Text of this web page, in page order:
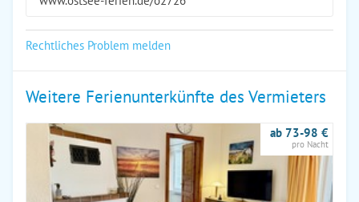
Rechtliches Problem melden
Weitere Ferienunterkünfte des Vermieters
ab 73-98 €
pro Nacht